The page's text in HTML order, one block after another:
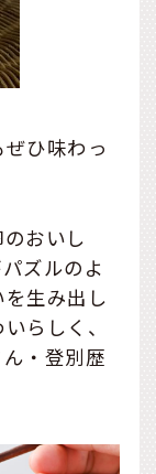
ひ味わっ
おいし
ズルのよ
生み出し
らしく、
・登別歴